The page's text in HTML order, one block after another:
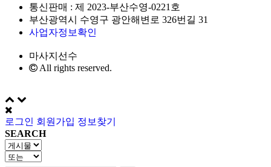
통신판매 : 제 2023-부산수영-0221호
부산광역시 수영구 광안해변로 326번길 31
사업자정보확인
마사지선수
All rights reserved.
로그인 회원가입 정보찾기
SEARCH